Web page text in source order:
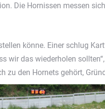
Die Hornissen messen
könne. Einer schlug
das wiederholen
zu den Hornets gehört,